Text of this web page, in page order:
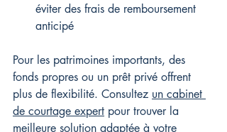
éviter des frais de remboursement
anticipé
Pour les patrimoines importants, des
fonds propres ou un prêt privé offrent
plus de flexibilité. Consultez un cabinet
de courtage expert pour trouver la
meilleure solution adaptée à votre